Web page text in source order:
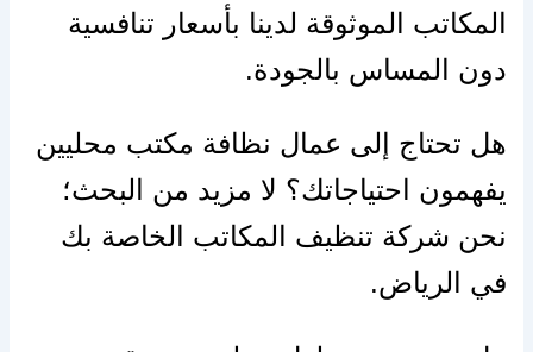
المكاتب الموثوقة لدينا بأسعار تنافسية
دون المساس بالجودة.
هل تحتاج إلى عمال نظافة مكتب محليين
يفهمون احتياجاتك؟ لا مزيد من البحث؛
نحن شركة تنظيف المكاتب الخاصة بك
في الرياض.